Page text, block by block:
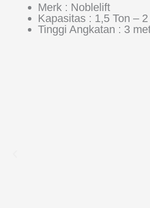
Merk : Noblelift
Kapasitas : 1,5 Ton – 2
Tinggi Angkatan : 3